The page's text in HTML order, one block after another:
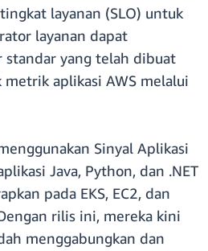
layanan (SLO) untuk
layanan dapat
standar yang telah dibuat
aplikasi AWS melalui
Sinyal Aplikasi
Java, Python, dan .NET
pada EKS, EC2, dan
rilis ini, mereka kini
menggabungkan dan